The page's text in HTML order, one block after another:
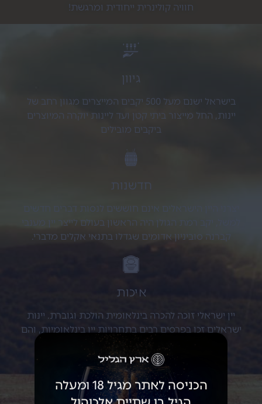
חוויה קולינרית ייחודית ומרגשת!
גיוון
בישראל ישנם מעל 500 יקבים המייצרים מגוון רחב של
יינות, החל מייצור ביתי קטן ועד ליינות יוקרה המיוצרים
ביקבים מובילים
חדשנות
יצרני היין הישראלים אינם חוששים לנסות דברים חדשים
למשל, יקב רמת הגולן היה הראשון בעולם לייצר יין מענבי
קברנה סוביניון אדומים שגדלו בתנאי אקלים מדברי.
איכות
יין ישראלי זוכה להכרה בינלאומית הולכת וגוברת. יינות
ישראלים זכו בפרסים רבים בתחרויות יין בינלאומיות, והם
נחשבים כיום לאחד מיינות הטובים בעולם.
מחיר
הכניסה לאתר מגיל 18 ומעלה